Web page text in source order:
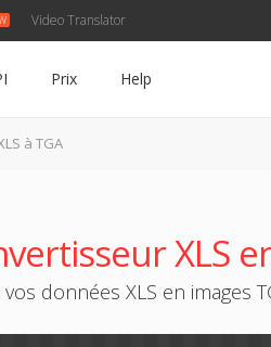
Video Translator
Prix Help
à TGA
XLS
vos données XLS en images